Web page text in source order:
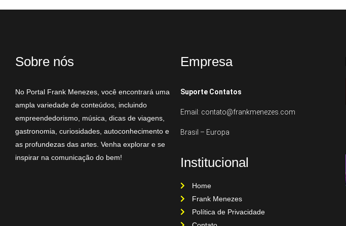
Sobre nós
No Portal Frank Menezes, você encontrará uma
ampla variedade de conteúdos, incluindo
empreendedorismo, música, dicas de viagens,
gastronomia, curiosidades, autoconhecimento e
as profundezas das artes. Venha explorar e se
inspirar na comunicação do bem!
Empresa
Suporte Contatos
Email: contato@frankmenezes.com
Brasil – Europa
Institucional
Home
Frank Menezes
Política de Privacidade